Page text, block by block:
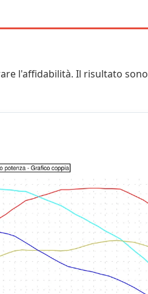
l'affidabilità. Il risultato sono